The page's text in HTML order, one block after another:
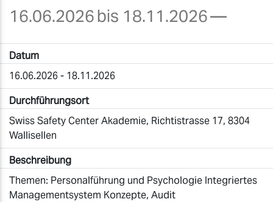
16.06.2026bis 18.11.2026—
Datum
16.06.2026 - 18.11.2026
Durchführungsort
Swiss Safety Center Akademie, Richtistrasse 17, 8304
Wallisellen
Beschreibung
Themen: Personalführung und Psychologie Integriertes
Managementsystem Konzepte, Audit